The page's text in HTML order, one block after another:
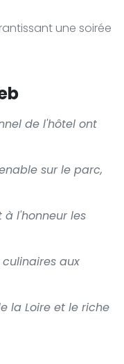
une soirée
de l'hôtel ont
sur le parc,
l'honneur les
aux
la Loire et le riche